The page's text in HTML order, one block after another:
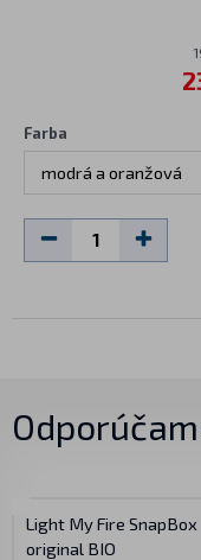
Farba
modrá a oranžová
Light My Fire SnapBox
original BIO